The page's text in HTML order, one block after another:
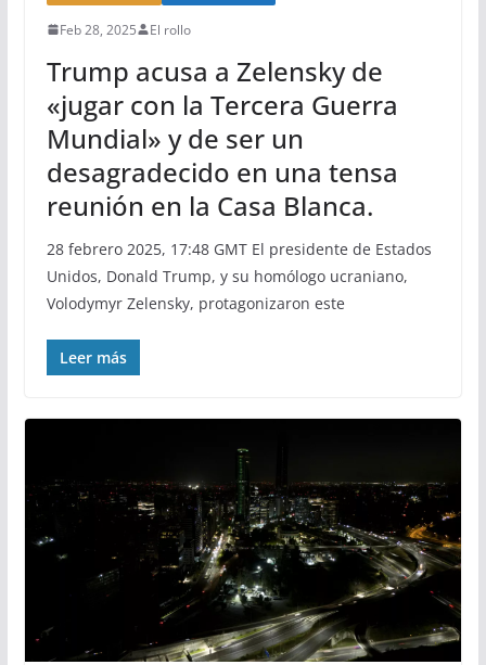
Feb 28, 2025 El rollo
Trump acusa a Zelensky de
«jugar con la Tercera Guerra
Mundial» y de ser un
desagradecido en una tensa
reunión en la Casa Blanca.
28 febrero 2025, 17:48 GMT El presidente de Estados
Unidos, Donald Trump, y su homólogo ucraniano,
Volodymyr Zelensky, protagonizaron este
Leer más